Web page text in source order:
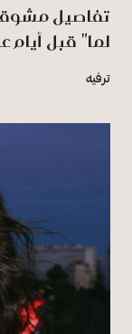
تفاصيل
لما" قبل
ترفيه